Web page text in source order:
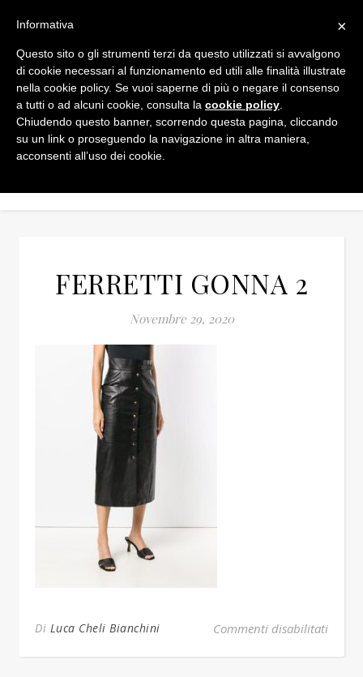
FERRETTI GONNA 2
Novembre 29, 2020
Di Luca Cheli Bianchini Commenti disabilitatisu
×
Informativa
Questo sito o gli strumenti terzi da questo utilizzati si avvalgono
di cookie necessari al funzionamento ed utili alle finalità illustrate
nella cookie policy. Se vuoi saperne di più o negare il consenso
a tutti o ad alcuni cookie, consulta la cookie policy
Chiudendo questo banner, scorrendo questa pagina, cliccando
su un link o proseguendo la navigazione in altra maniera,
acconsenti all’uso dei cookie.